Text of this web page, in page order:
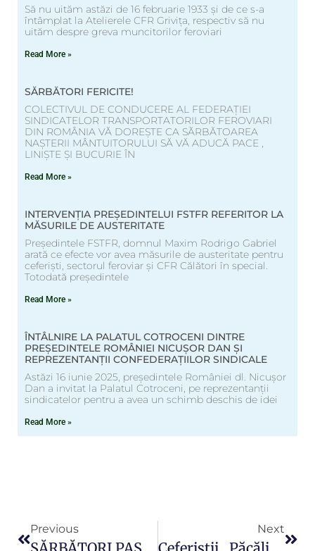
Să nu uităm astăzi de 16 februarie 1933 și de ce s-a
întâmplat la Atelierele CFR Grivița, respectiv să nu
uităm despre greva muncitorilor feroviari
Read More »
SĂRBĂTORI FERICITE!
COLECTIVUL DE CONDUCERE AL FEDERAȚIEI
SINDICATELOR TRANSPORTATORILOR FEROVIARI
DIN ROMÂNIA VĂ DOREȘTE CA SĂRBĂTOAREA
NAȘTERII MÂNTUITORULUI SĂ VĂ ADUCĂ PACE ,
LINIȘTE ȘI BUCURIE ÎN
Read More »
INTERVENȚIA PREȘEDINTELUI FSTFR REFERITOR LA
MĂSURILE DE AUSTERITATE
Președintele FSTFR, domnul Maxim Rodrigo Gabriel
arată ce efecte vor avea măsurile de austeritate pentru
ceferiști, sectorul feroviar și CFR Călători în special.
Totodată președintele
Read More »
ÎNTÂLNIRE LA PALATUL COTROCENI DINTRE
PREȘEDINTELE ROMÂNIEI NICUȘOR DAN ȘI
REPREZENTANȚII CONFEDERAȚIILOR SINDICALE
Astăzi 16 iunie 2025, președintele României dl. Nicușor
Dan a invitat la Palatul Cotroceni, pe reprezentanții
sindicatelor pentru a avea un schimb deschis de idei
Read More »
Previous Next